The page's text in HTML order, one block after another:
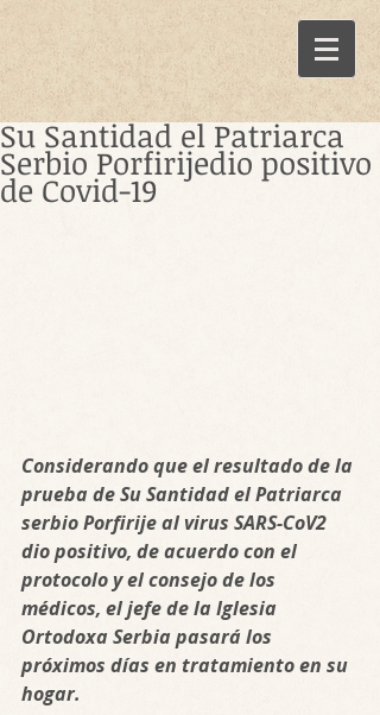
Su Santidad el Patriarca
Serbio Porfirijedio positivo
de Covid-19
Considerando que el resultado de la
prueba de Su Santidad el Patriarca
serbio Porfirije al virus SARS-CoV2
dio positivo, de acuerdo con el
protocolo y el consejo de los
médicos, el jefe de la Iglesia
Ortodoxa Serbia pasará los
próximos días en tratamiento en su
hogar.